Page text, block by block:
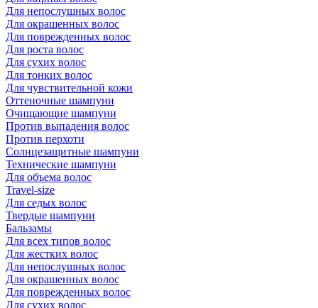
Для непослушных волос
Для окрашенных волос
Для поврежденных волос
Для роста волос
Для сухих волос
Для тонких волос
Для чувствительной кожи
Оттеночные шампуни
Очищающие шампуни
Против выпадения волос
Против перхоти
Солнцезащитные шампуни
Технические шампуни
Для объема волос
Travel-size
Для седых волос
Твердые шампуни
Бальзамы
Для всех типов волос
Для жестких волос
Для непослушных волос
Для окрашенных волос
Для поврежденных волос
Для сухих волос